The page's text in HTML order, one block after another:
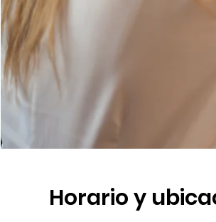
Horario y